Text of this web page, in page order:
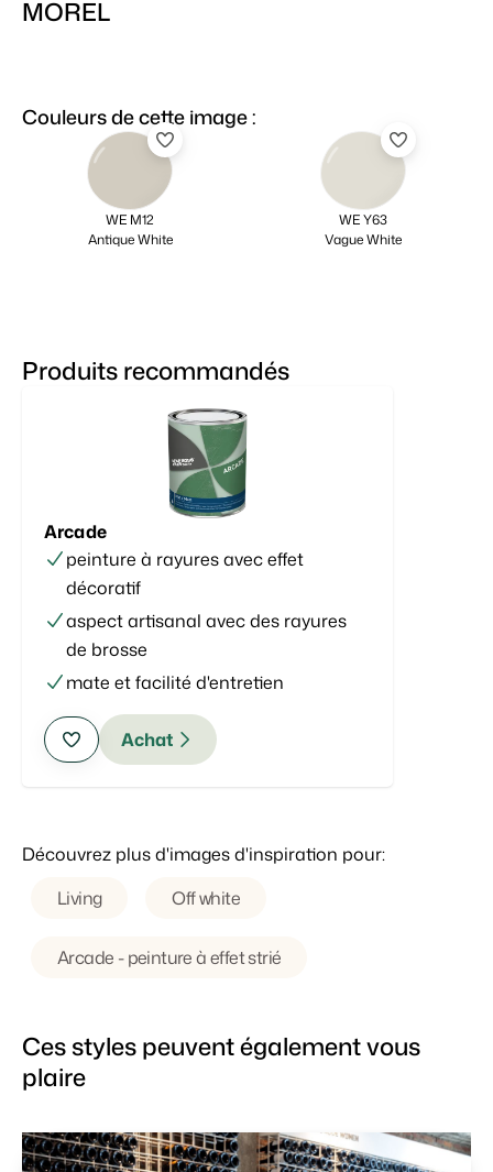
MOREL
Couleurs de cette image :
WE M12
Antique White
WE Y63
Vague White
Produits recommandés
Arcade
peinture à rayures avec effet
décoratif
aspect artisanal avec des rayures
de brosse
mate et facilité d'entretien
Achat
Découvrez plus d'images d'inspiration pour:
Living
Off white
Arcade - peinture à effet strié
Ces styles peuvent également vous
plaire